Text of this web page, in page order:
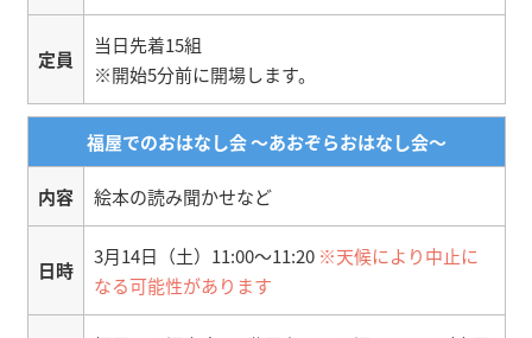
定員
当日先着15組
※開始5分前に開場します。
福屋でのおはなし会 ～あおぞらおはなし会～
内容 絵本の読み聞かせなど
日時
3月14日（土）11:00～11:20 ※天候により中止に
なる可能性があります